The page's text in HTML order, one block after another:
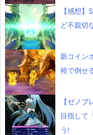
【感想
ど不親切
新コイン
裕で倒せ
【ゼノ
目指して
う!